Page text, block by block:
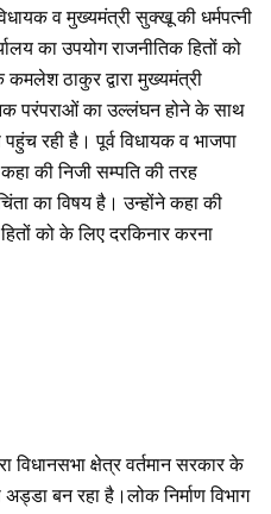
व मुख्यमंत्री सुक्खू की धर्मपत्नी
का उपयोग राजनीतिक हितों को
कमलेश ठाकुर द्वारा मुख्यमंत्री
परंपराओं का उल्लंघन होने के साथ
रही है। पूर्व विधायक व भाजपा
की निजी सम्पति की तरह
का विषय है। उन्होंने कहा की
को के लिए दरकिनार करना
विधानसभा क्षेत्र वर्तमान सरकार के
बन रहा है।लोक निर्माण विभाग